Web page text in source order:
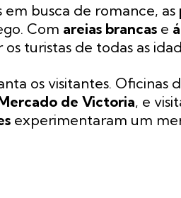
em busca de romance, as
Com areias brancas e
turistas de todas as
os visitantes. Oficinas
de Victoria, e
experimentaram um